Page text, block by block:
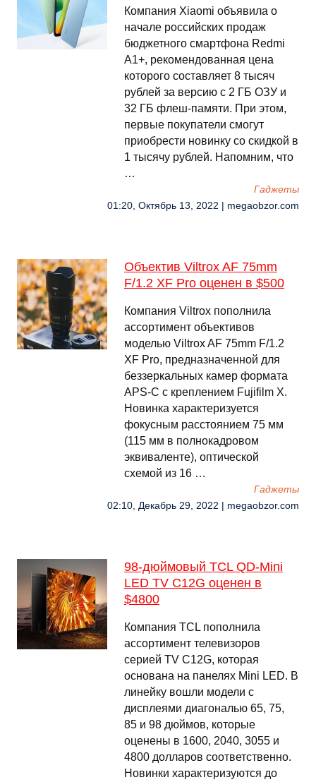
Компания Xiaomi объявила о
начале российских продаж
бюджетного смартфона Redmi
A1+, рекомендованная цена
которого составляет 8 тысяч
рублей за версию с 2 ГБ ОЗУ и
32 ГБ флеш-памяти. При этом,
первые покупатели смогут
приобрести новинку со скидкой в
1 тысячу рублей. Напомним, что
…
Гаджеты
01:20, Октябрь 13, 2022 | megaobzor.com
Объектив Viltrox AF 75mm
F/1.2 XF Pro оценен в $500
Компания Viltrox пополнила
ассортимент объективов
моделью Viltrox AF 75mm F/1.2
XF Pro, предназначенной для
беззеркальных камер формата
APS-C с креплением Fujifilm X.
Новинка характеризуется
фокусным расстоянием 75 мм
(115 мм в полнокадровом
эквиваленте), оптической
схемой из 16 …
Гаджеты
02:10, Декабрь 29, 2022 | megaobzor.com
98-дюймовый TCL QD-Mini
LED TV C12G оценен в
$4800
Компания TCL пополнила
ассортимент телевизоров
серией TV C12G, которая
основана на панелях Mini LED. В
линейку вошли модели с
дисплеями диагональю 65, 75,
85 и 98 дюймов, которые
оценены в 1600, 2040, 3055 и
4800 долларов соответственно.
Новинки характеризуются до